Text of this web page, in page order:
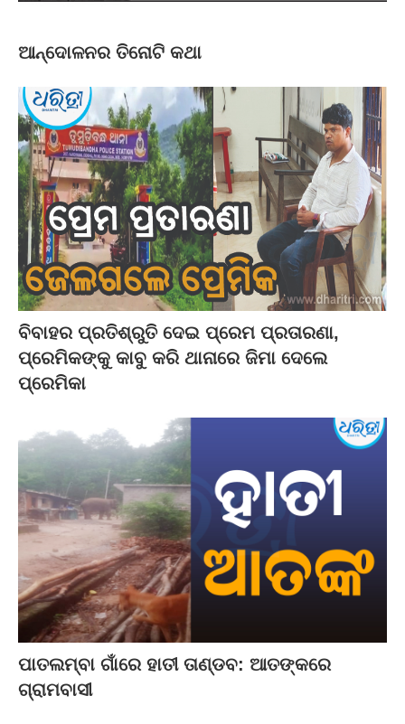
ଆନ୍ଦୋଳନର ତିନୋଟି କଥା
ବିବାହର ପ୍ରତିଶ୍ରୁତି ଦେଇ ପ୍ରେମ ପ୍ରତାରଣା,
ପ୍ରେମିକଙ୍କୁ କାବୁ କରି ଥାନାରେ ଜିମା ଦେଲେ
ପ୍ରେମିକା
ପାତଲମ୍ବା ଗାଁରେ ହାତୀ ତାଣ୍ଡବ: ଆତଙ୍କରେ
ଗ୍ରାମବାସୀ